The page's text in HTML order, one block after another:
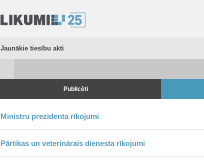
Jaunākie tiesību akti
Publicēti
Ministru prezidenta rīkojumi
Pārtikas un veterinārais dienesta rīkojumi